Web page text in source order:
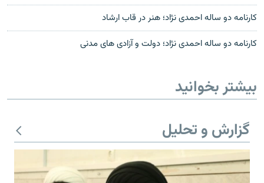
کارنامه دو ساله احمدی نژاد؛ هنر در قاب ارشاد
کارنامه دو ساله احمدی نژاد؛ دولت و آزادی های مدنی
بیشتر بخوانید
گزارش و تحلیل